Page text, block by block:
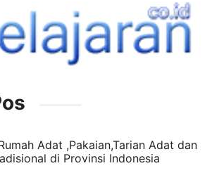
Adat ,Pakaian,Tarian Adat dan
di Provinsi Indonesia